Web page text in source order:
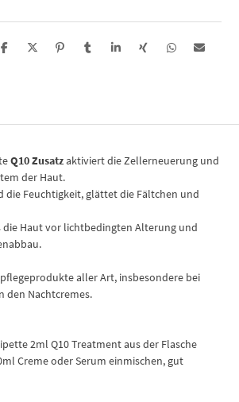
Q10 Zusatzaktiviert die Zellerneuerung und
der Haut.
die Feuchtigkeit, glättet die Fältchen und
die Haut vor lichtbedingten Alterung und
aller Art, insbesondere bei
den Nachtcremes.
2ml Q10 Treatment aus der Flasche
Creme oder Serum einmischen, gut